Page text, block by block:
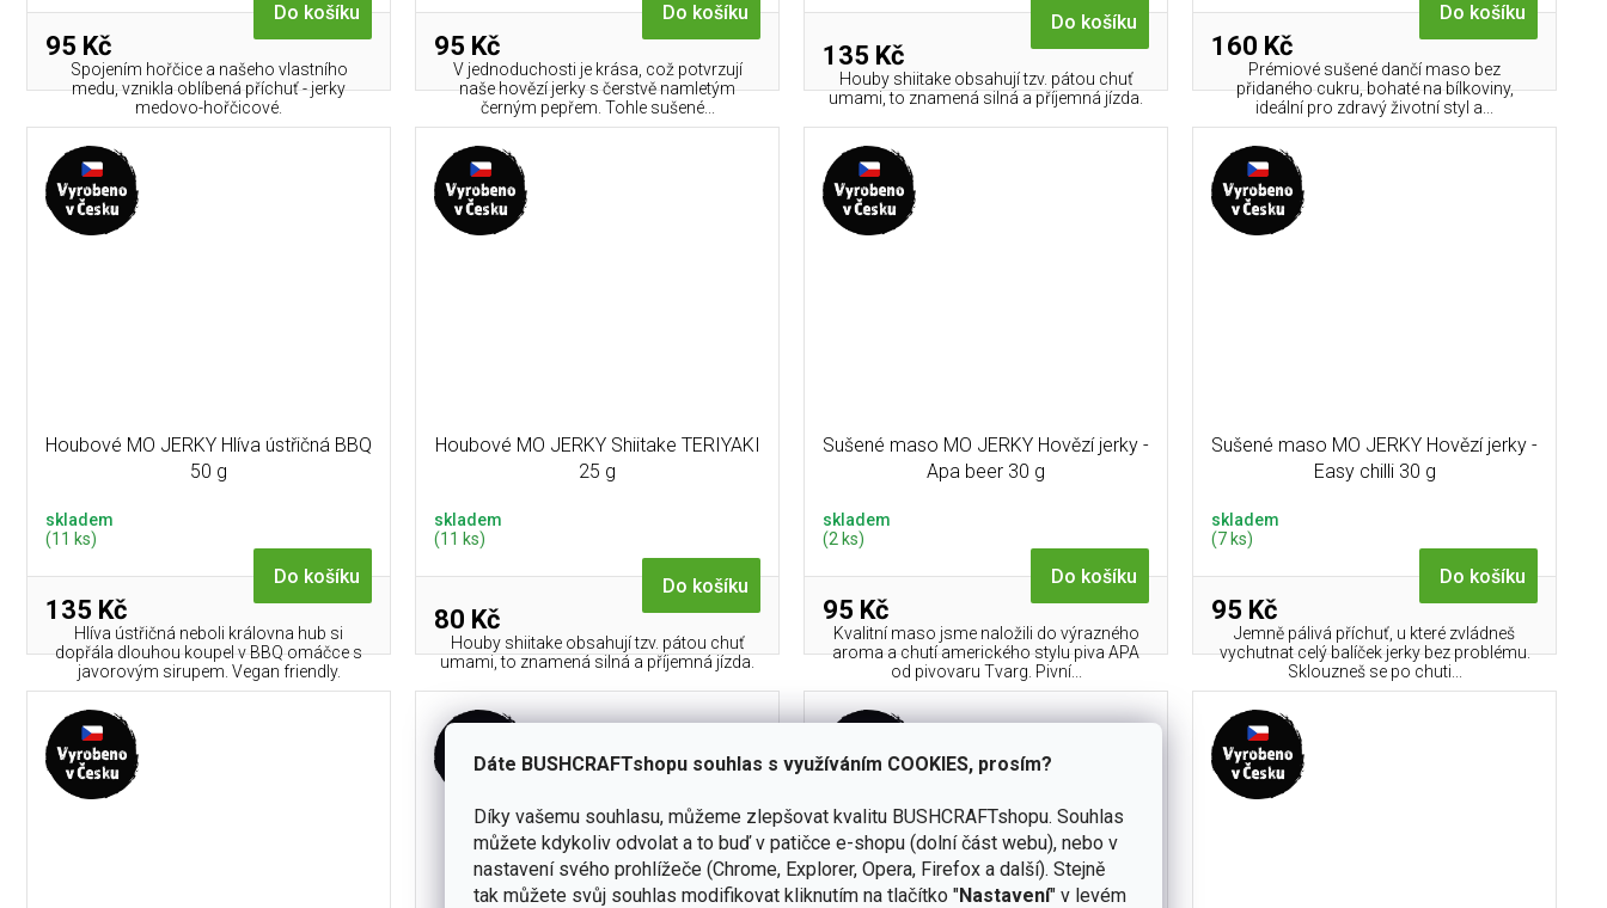
Dáte BUSHCRAFTshopu souhlas s využíváním COOKIES, prosím?
Díky vašemu souhlasu, můžeme zlepšovat kvalitu BUSHCRAFTshopu. Souhlas
můžete kdykoliv odvolat a to buď v patičce e-shopu (dolní část webu), nebo v
nastavení svého prohlížeče (Chrome, Explorer, Opera, Firefox a další). Stejně
tak můžete svůj souhlas modifikovat kliknutím na tlačítko "Nastavení" v levém
95 Kč
Do košíku
Spojením hořčice a našeho vlastního
medu, vznikla oblíbená příchuť - jerky
medovo-hořčicové.
95 Kč
Do košíku
V jednoduchosti je krása, což potvrzují
naše hovězí jerky s čerstvě namletým
černým pepřem. Tohle sušené...
135 Kč
Do košíku
Houby shiitake obsahují tzv. pátou chuť
umami, to znamená silná a příjemná jízda.
160 Kč
Do košíku
Prémiové sušené dančí maso bez
přidaného cukru, bohaté na bílkoviny,
ideální pro zdravý životní styl a...
Houbové MO JERKY Hlíva ústřičná BBQ
50 g
skladem
(11 ks)
135 Kč
Do košíku
Hlíva ústřičná neboli královna hub si
dopřála dlouhou koupel v BBQ omáčce s
javorovým sirupem. Vegan friendly.
Houbové MO JERKY Shiitake TERIYAKI
25 g
skladem
(11 ks)
80 Kč
Do košíku
Houby shiitake obsahují tzv. pátou chuť
umami, to znamená silná a příjemná jízda.
Sušené maso MO JERKY Hovězí jerky -
Apa beer 30 g
skladem
(2 ks)
95 Kč
Do košíku
Kvalitní maso jsme naložili do výrazného
aroma a chutí amerického stylu piva APA
od pivovaru Tvarg. Pivní...
Sušené maso MO JERKY Hovězí jerky -
Easy chilli 30 g
skladem
(7 ks)
95 Kč
Do košíku
Jemně pálivá příchuť, u které zvládneš
vychutnat celý balíček jerky bez problému.
Sklouzneš se po chuti...